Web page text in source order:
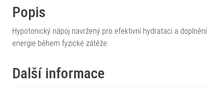
Popis
Hypotonický nápoj navržený pro efektivní hydrataci a doplnění
energie během fyzické zátěže.
Další informace